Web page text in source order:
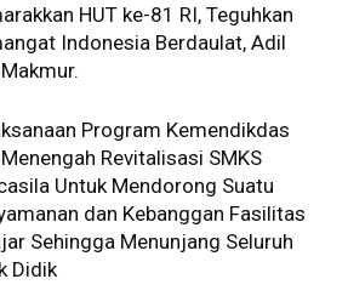
HUT ke-81 RI, Teguhkan
Indonesia Berdaulat, Adil
Program Kemendikdas
Revitalisasi SMKS
Untuk Mendorong Suatu
dan Kebanggan Fasilitas
Sehingga Menunjang Seluruh
Didik